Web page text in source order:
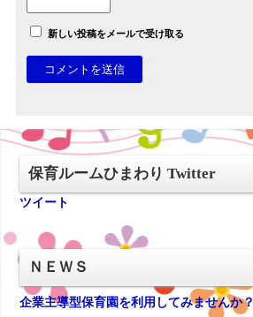
新しい投稿をメールで受け取る
保育ルームひまわり Twitter
ツイート
ＮＥＷＳ
企業主導型保育園を利用してみませんか？